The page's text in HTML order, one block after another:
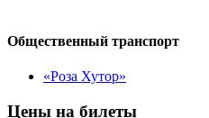
Общественный транспорт
«Роза Хутор»
Цены на билеты